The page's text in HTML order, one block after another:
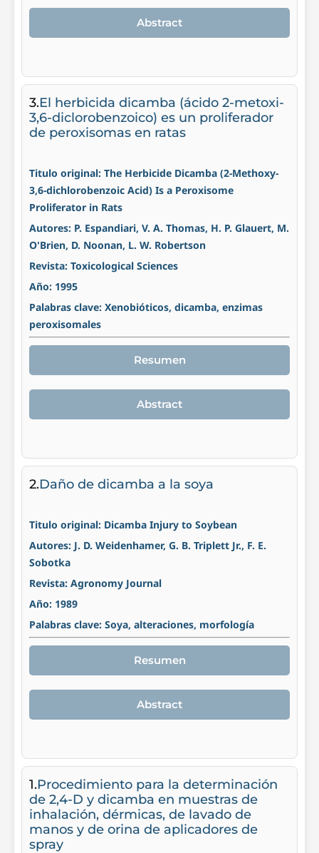
Abstract
3.El herbicida dicamba (ácido 2-metoxi-
3,6-diclorobenzoico) es un proliferador
de peroxisomas en ratas
Titulo original: The Herbicide Dicamba (2-Methoxy-
3,6-dichlorobenzoic Acid) Is a Peroxisome
Proliferator in Rats
Autores: P. Espandiari, V. A. Thomas, H. P. Glauert, M.
O'Brien, D. Noonan, L. W. Robertson
Revista: Toxicological Sciences
Año: 1995
Palabras clave: Xenobióticos, dicamba, enzimas
peroxisomales
Resumen
Abstract
2.Daño de dicamba a la soya
Titulo original: Dicamba Injury to Soybean
Autores: J. D. Weidenhamer, G. B. Triplett Jr., F. E.
Sobotka
Revista: Agronomy Journal
Año: 1989
Palabras clave: Soya, alteraciones, morfología
Resumen
Abstract
1.Procedimiento para la determinación
de 2,4-D y dicamba en muestras de
inhalación, dérmicas, de lavado de
manos y de orina de aplicadores de
spray